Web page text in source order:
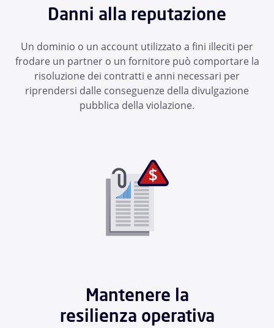
Danni alla reputazione
Un dominio o un account utilizzato a fini illeciti per
frodare un partner o un fornitore può comportare la
risoluzione dei contratti e anni necessari per
riprendersi dalle conseguenze della divulgazione
pubblica della violazione.
Mantenere la
resilienza operativa